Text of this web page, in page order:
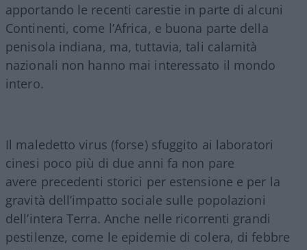
apportando le recenti carestie in parte di alcuni
Continenti, come l’Africa, e buona parte della
penisola indiana, ma, tuttavia, tali calamità
nazionali non hanno mai interessato il mondo
intero.
Il maledetto virus (forse) sfuggito ai laboratori
cinesi poco più di due anni fa non pare
avere precedenti storici per estensione e per la
gravità dell’impatto sociale sulle popolazioni
dell’intera Terra. Anche nelle ricorrenti grandi
pestilenze, come le epidemie di colera, di febbre